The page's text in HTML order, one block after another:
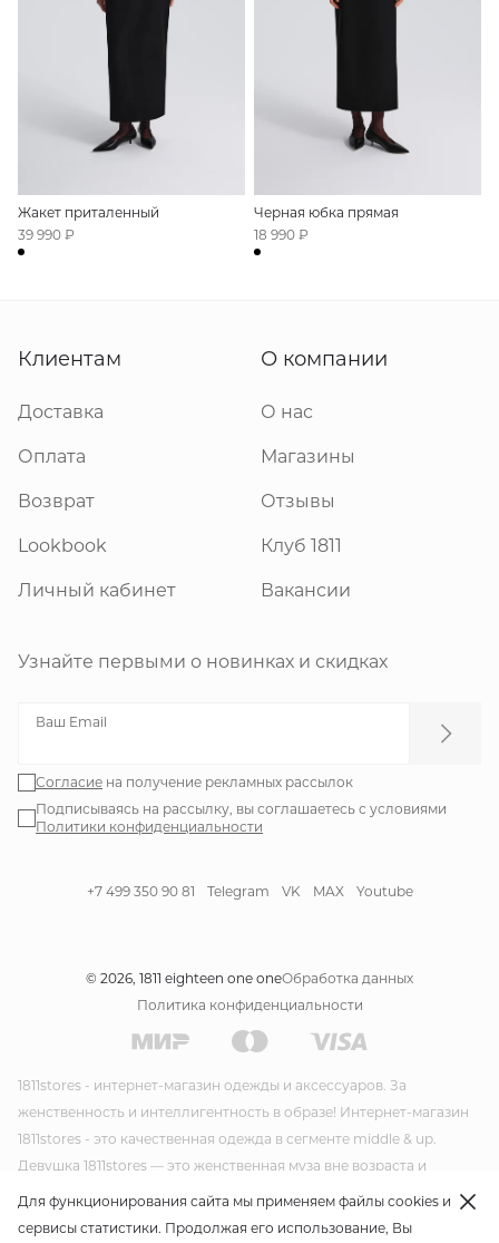
Для функционирования сайта мы применяем файлы cookies и
сервисы статистики. Продолжая его использование, Вы
Жакет приталенный
39 990 ₽
Черная юбка прямая
18 990 ₽
Клиентам
Доставка
Оплата
Возврат
Lookbook
Личный кабинет
О компании
О нас
Магазины
Отзывы
Клуб 1811
Вакансии
Узнайте первыми о новинках и скидках
Ваш Email
Согласие на получение рекламных рассылок
Подписываясь на рассылку, вы соглашаетесь с условиями
Политики конфиденциальности
+7 499 350 90 81 Telegram VK MAX Youtube
© 2026, 1811 eighteen one oneОбработка данных
Политика конфиденциальности
1811stores - интернет-магазин одежды и аксессуаров. За
женственность и интеллигентность в образе! Интернет-магазин
1811stores - это качественная одежда в сегменте middle & up.
Девушка 1811stores — это женственная муза вне возраста и
времени. Красивая и утонченная она несет благородство и стиль
в своем образе. Модная одежда и модные аксессуары от